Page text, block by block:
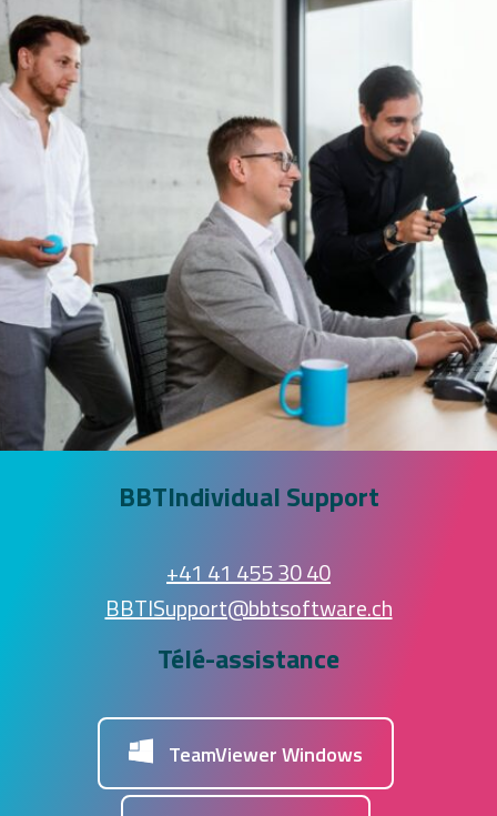
BBTIndividual Support
+41 41 455 30 40
BBTISupport@bbtsoftware.ch
Télé-assistance
TeamViewer Windows